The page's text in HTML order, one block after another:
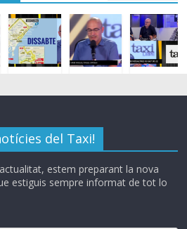
del Taxi!
estem preparant la nova
estiguis sempre informat de tot lo